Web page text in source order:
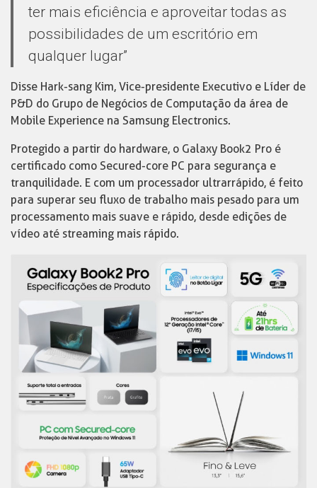
ter mais eficiência e aproveitar todas as
possibilidades de um escritório em
qualquer lugar”
Disse Hark-sang Kim, Vice-presidente Executivo e Líder de
P&D do Grupo de Negócios de Computação da área de
Mobile Experience na Samsung Electronics.
Protegido a partir do hardware, o Galaxy Book2 Pro é
certificado como Secured-core PC para segurança e
tranquilidade. E com um processador ultrarrápido, é feito
para superar seu fluxo de trabalho mais pesado para um
processamento mais suave e rápido, desde edições de
vídeo até streaming mais rápido.